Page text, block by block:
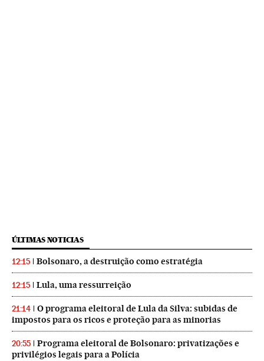
ÚLTIMAS NOTICIAS
12:15 Bolsonaro, a destruição como estratégia
12:15 Lula, uma ressurreição
21:14
O programa eleitoral de Lula da Silva: subidas de
impostos para os ricos e proteção para as minorias
20:55
Programa eleitoral de Bolsonaro: privatizações e
privilégios legais para a Polícia